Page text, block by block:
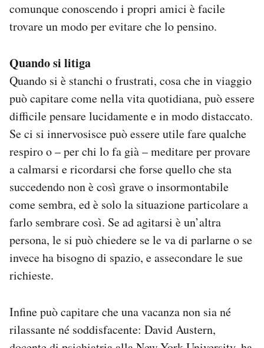
comunque conoscendo i propri amici è facile
trovare un modo per evitare che lo pensino.
Quando si litiga
Quando si è stanchi o frustrati, cosa che in viaggio
può capitare come nella vita quotidiana, può essere
difficile pensare lucidamente e in modo distaccato.
Se ci si innervosisce può essere utile fare qualche
respiro o – per chi lo fa già – meditare per provare
a calmarsi e ricordarsi che forse quello che sta
succedendo non è così grave o insormontabile
come sembra, ed è solo la situazione particolare a
farlo sembrare così. Se ad agitarsi è un’altra
persona, le si può chiedere se le va di parlarne o se
invece ha bisogno di spazio, e assecondare le sue
richieste.
Infine può capitare che una vacanza non sia né
rilassante né soddisfacente: David Austern,